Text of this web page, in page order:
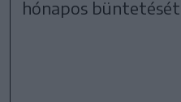
hónapos büntetését.